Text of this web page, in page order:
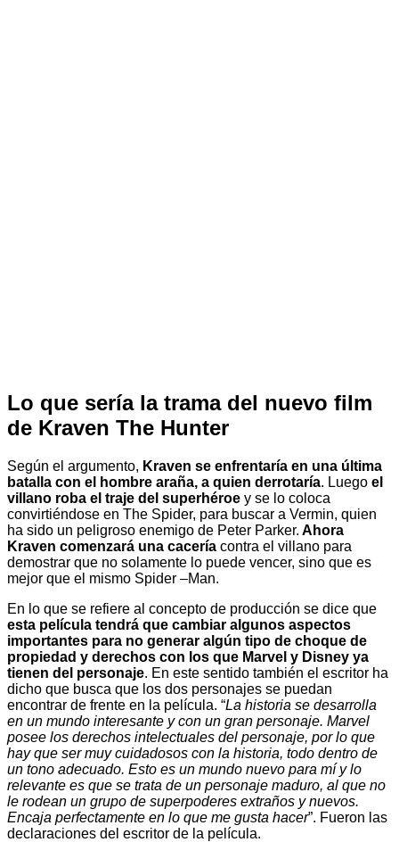
Lo que sería la trama del nuevo film
de Kraven The Hunter
Según el argumento, Kraven se enfrentaría en una última
batalla con el hombre araña, a quien derrotaría. Luego el
villano roba el traje del superhéroe y se lo coloca
convirtiéndose en The Spider, para buscar a Vermin, quien
ha sido un peligroso enemigo de Peter Parker. Ahora
Kraven comenzará una cacería contra el villano para
demostrar que no solamente lo puede vencer, sino que es
mejor que el mismo Spider –Man.
En lo que se refiere al concepto de producción se dice que
esta película tendrá que cambiar algunos aspectos
importantes para no generar algún tipo de choque de
propiedad y derechos con los que Marvel y Disney ya
tienen del personaje. En este sentido también el escritor ha
dicho que busca que los dos personajes se puedan
encontrar de frente en la película. “La historia se desarrolla
en un mundo interesante y con un gran personaje. Marvel
posee los derechos intelectuales del personaje, por lo que
hay que ser muy cuidadosos con la historia, todo dentro de
un tono adecuado. Esto es un mundo nuevo para mí y lo
relevante es que se trata de un personaje maduro, al que no
le rodean un grupo de superpoderes extraños y nuevos.
Encaja perfectamente en lo que me gusta hacer”. Fueron las
declaraciones del escritor de la película.